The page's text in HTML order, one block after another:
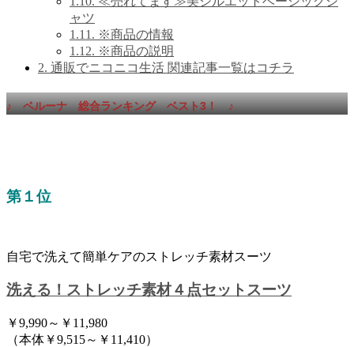
ャツ
1.11. ※商品の情報
1.12. ※商品の説明
2. 通販でニコニコ生活 関連記事一覧はコチラ
♪ ベルーナ 総合ランキング ベスト3！ ♪
第１位
自宅で洗えて簡単ケアのストレッチ素材スーツ
洗える！ストレッチ素材４点セットスーツ
￥9,990～￥11,980
（本体￥9,515～￥11,410）